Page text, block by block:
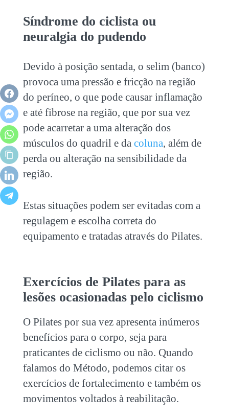
Síndrome do ciclista ou
neuralgia do pudendo
Devido à posição sentada, o selim (banco)
provoca uma pressão e fricção na região
do períneo, o que pode causar inflamação
e até fibrose na região, que por sua vez
pode acarretar a uma alteração dos
músculos do quadril e da coluna, além de
perda ou alteração na sensibilidade da
região.
Estas situações podem ser evitadas com a
regulagem e escolha correta do
equipamento e tratadas através do Pilates.
Exercícios de Pilates para as
lesões ocasionadas pelo ciclismo
O Pilates por sua vez apresenta inúmeros
benefícios para o corpo, seja para
praticantes de ciclismo ou não. Quando
falamos do Método, podemos citar os
exercícios de fortalecimento e também os
movimentos voltados à reabilitação.